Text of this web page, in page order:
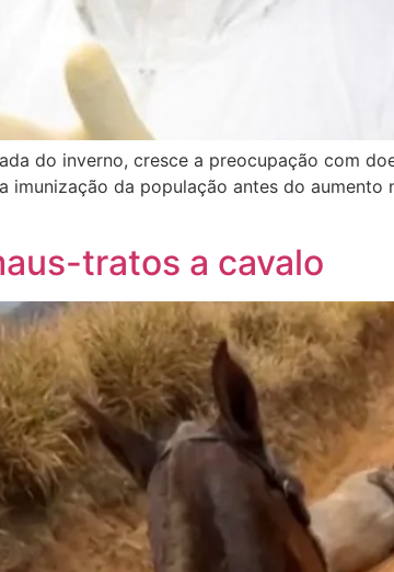
do inverno, cresce a preocupação com
da população antes do aumento
tratos a cavalo